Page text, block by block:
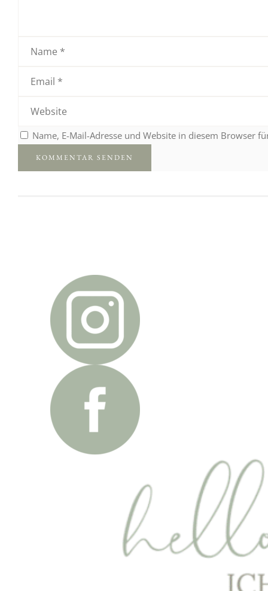
Name, E-Mail-Adresse und Website in diesem Browser